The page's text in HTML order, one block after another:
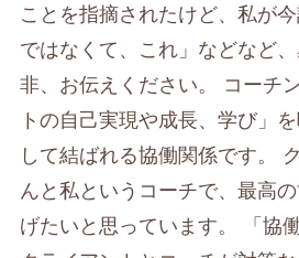
ことを指摘されたけど、私が
ではなくて、これ」などなど
非、お伝えください。 コーチ
トの自己実現や成長、学び」
して結ばれる協働関係です。
んと私というコーチで、最高
げたいと思っています。 「協